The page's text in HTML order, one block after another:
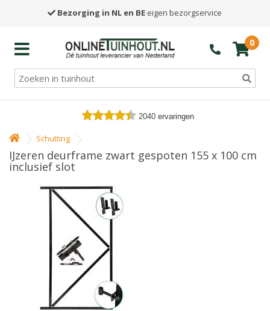
Bezorging in NL en BE eigen bezorgservice
0
2040 ervaringen
Schutting
IJzeren deurframe zwart gespoten 155 x 100 cm
inclusief slot